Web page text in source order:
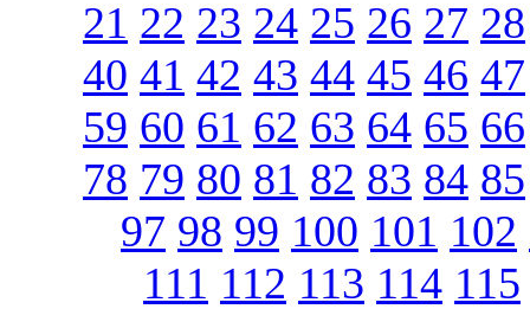
21 22 23 24 25 26 27 28
40 41 42 43 44 45 46 47
59 60 61 62 63 64 65 66
78 79 80 81 82 83 84 85
97 98 99 100 101 102
111 112 113 114 115